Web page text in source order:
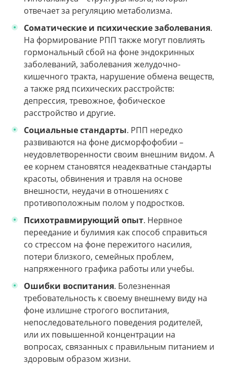
отвечает за регуляцию метаболизма.
Соматические и психические заболевания.
На формирование РПП также могут повлиять
гормональный сбой на фоне эндокринных
заболеваний, заболевания желудочно-
кишечного тракта, нарушение обмена веществ,
а также ряд психических расстройств:
депрессия, тревожное, фобическое
расстройство и другие.
Социальные стандарты. РПП нередко
развиваются на фоне дисморфофобии –
неудовлетворенности своим внешним видом. А
ее корнем становятся неадекватные стандарты
красоты, обвинения и травля на основе
внешности, неудачи в отношениях с
противоположным полом у подростков.
Психотравмирующий опыт. Нервное
переедание и булимия как способ справиться
со стрессом на фоне пережитого насилия,
потери близкого, семейных проблем,
напряженного графика работы или учебы.
Ошибки воспитания. Болезненная
требовательность к своему внешнему виду на
фоне излишне строгого воспитания,
непоследовательного поведения родителей,
или их повышенной концентрации на
вопросах, связанных с правильным питанием и
здоровым образом жизни.